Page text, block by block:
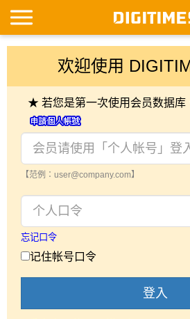
欢迎使用
★ 若您是第一次使用会员数据库
【范例：user@company.com】
忘记口令
记住帐号口令
登入